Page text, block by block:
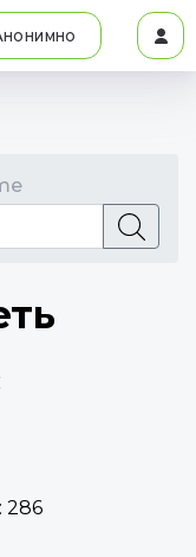
286